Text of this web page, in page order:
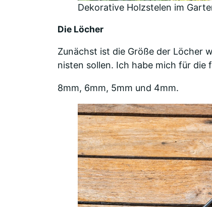
Dekorative Holzstelen im
Die Löcher
Zunächst ist die Größe der Löcher
nisten sollen. Ich habe mich für die
8mm, 6mm, 5mm und 4mm.